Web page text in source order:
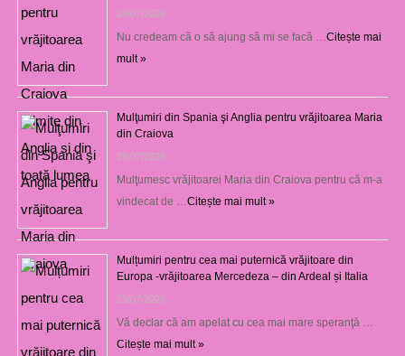
29/07/2026
Nu credeam că o să ajung să mi se facă … Citește mai
mult »
Mulţumiri din Spania şi Anglia pentru vrăjitoarea Maria
din Craiova
28/07/2026
Mulţumesc vrăjitoarei Maria din Craiova pentru că m-a
vindecat de … Citește mai mult »
Mulțumiri pentru cea mai puternică vrăjitoare din
Europa -vrăjitoarea Mercedeza – din Ardeal și Italia
23/07/2026
Vă declar că am apelat cu cea mai mare speranţă …
Citește mai mult »